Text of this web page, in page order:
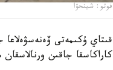
فوتو: شينحۋا
قىتاي ۇكىمەتى
كاراكاسقا جاقىن